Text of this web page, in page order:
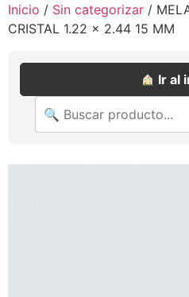
Inicio / Sin categorizar /
CRISTAL 1.22 x 2.44 15 MM
Ir al